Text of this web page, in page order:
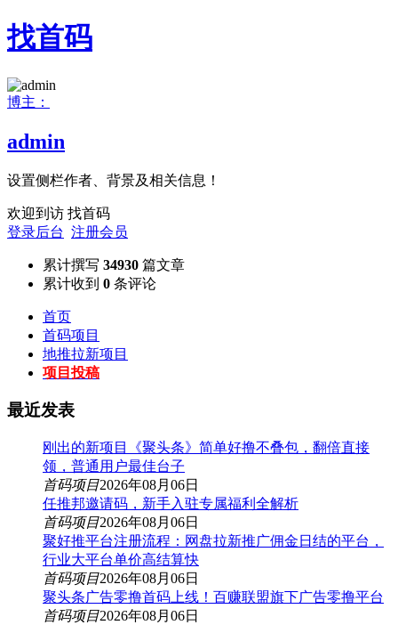
找首码
博主：
admin
设置侧栏作者、背景及相关信息！
欢迎到访 找首码
登录后台 注册会员
累计撰写 34930 篇文章
累计收到 0 条评论
首页
首码项目
地推拉新项目
项目投稿
最近发表
刚出的新项目《聚头条》简单好撸不叠包，翻倍直接
领，普通用户最佳台子
首码项目2026年08月06日
任推邦邀请码，新手入驻专属福利全解析
首码项目2026年08月06日
聚好推平台注册流程：网盘拉新推广佣金日结的平台，
行业大平台单价高结算快
首码项目2026年08月06日
聚头条广告零撸首码上线！百赚联盟旗下广告零撸平台
首码项目2026年08月06日